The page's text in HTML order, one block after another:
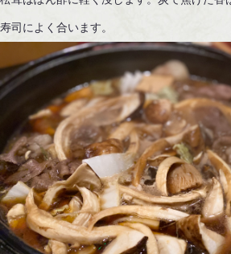
寿司によく合います。